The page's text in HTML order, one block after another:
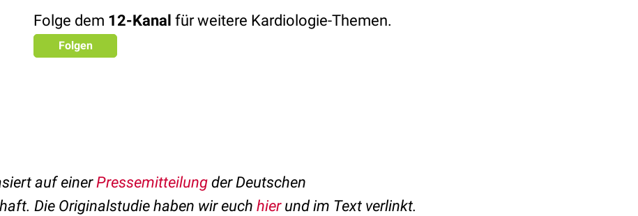
Folge dem 12-Kanal für weitere Kardiologie-Themen.
Folgen
auf einerPressemitteilung der Deutschen
Die Originalstudie haben wir euch hierund im Text verlinkt.